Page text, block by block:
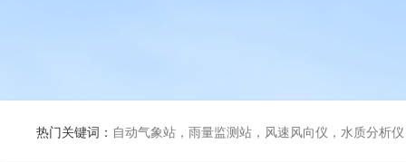
热门关键词： 自动气象站，雨量监测站，风速风向仪，水质分析